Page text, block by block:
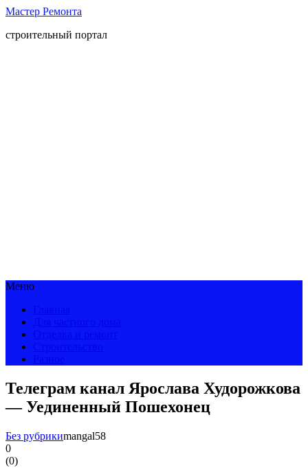
Мастер Ремонта
строительный портал
Меню
Телеграм канал Ярослава Худорожкова
— Уединенный Пошехонец
Без рубрикиmangal58
0
(0)